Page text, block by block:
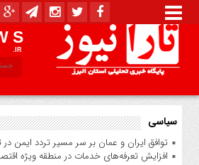
S
.IR
سیاسی
توافق ایران و عمان بر سر مسیر تردد ایمن در
افزایش تعرفه‌های خدمات در منطقه ویژه